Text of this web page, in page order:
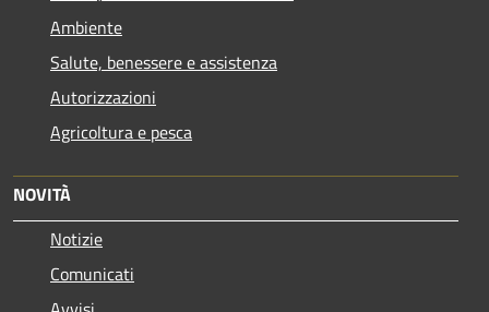
Ambiente
Salute, benessere e assistenza
Autorizzazioni
Agricoltura e pesca
NOVITÀ
Notizie
Comunicati